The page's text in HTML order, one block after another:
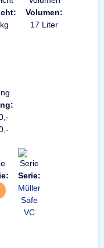
Volumen:
17 Liter
Serie:
Müller
Safe
VC